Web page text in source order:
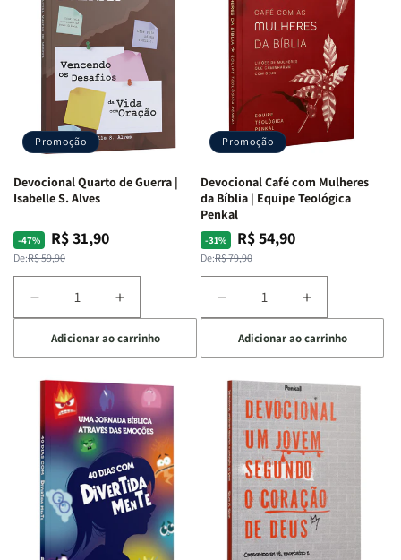
Promoção
Devocional Quarto de Guerra |
Isabelle S. Alves
-47%
Preço
normal
De:R$ 59,90
Preço
promocional
R$ 31,90
Diminuir
a
quantidade
de
Devocional
Quarto
de
Guerra
Isabelle
S.
Alves
Aumentar
a
quantidade
de
Devocional
Quarto
de
Guerra
|
Isabelle
S.
Alves
Adicionar ao carrinho
Promoção
Devocional Café com Mulheres
da Bíblia | Equipe Teológica
Penkal
-31%
Preço
normal
De:R$ 79,90
Preço
promocional
R$ 54,90
Diminuir
a
quantidade
de
Devocional
Café
com
Mulheres
da
Bíblia
Equipe
Teológica
Penkal
Aumentar
a
quantidade
de
Devocional
Café
com
Mulheres
da
Bíblia
|
Equipe
Teológica
Penkal
Adicionar ao carrinho